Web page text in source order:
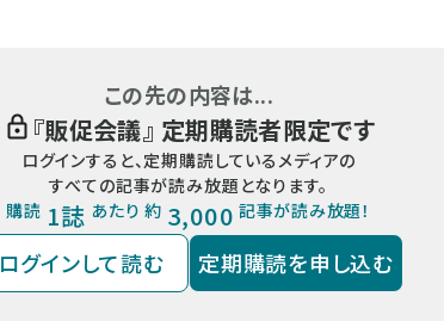
この先の内容は...
『販促会議』 定期購読者限定です
ログインすると、定期購読しているメディアの
すべての記事が読み放題となります。
購読 1誌 あたり 約 3,000 記事が読み放題！
ログインして読む 定期購読を申し込む